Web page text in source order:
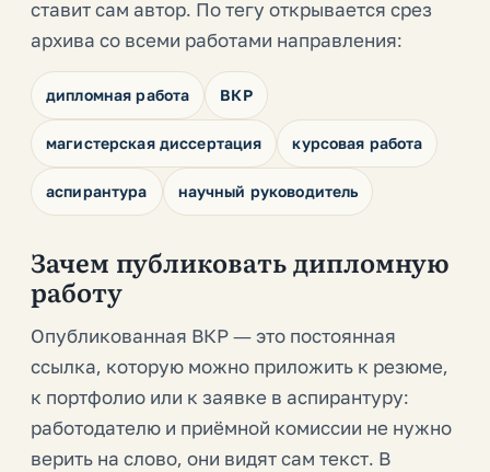
ставит сам автор. По тегу открывается срез
архива со всеми работами направления:
дипломная работа ВКР
магистерская диссертация курсовая работа
аспирантура научный руководитель
Зачем публиковать дипломную
работу
Опубликованная ВКР — это постоянная
ссылка, которую можно приложить к резюме,
к портфолио или к заявке в аспирантуру:
работодателю и приёмной комиссии не нужно
верить на слово, они видят сам текст. В